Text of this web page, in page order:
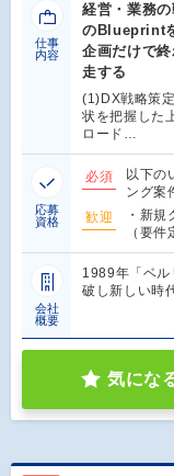
仕事
内容
経営・業務
のBlueprint
企画だけで
走する
(1)DX戦略策
状を把握した
ロード…
応募
資格
必須
以下の
ング案
歓迎
・新
（要
会社
概要
1989年「ベル
破し新しい時
気にな